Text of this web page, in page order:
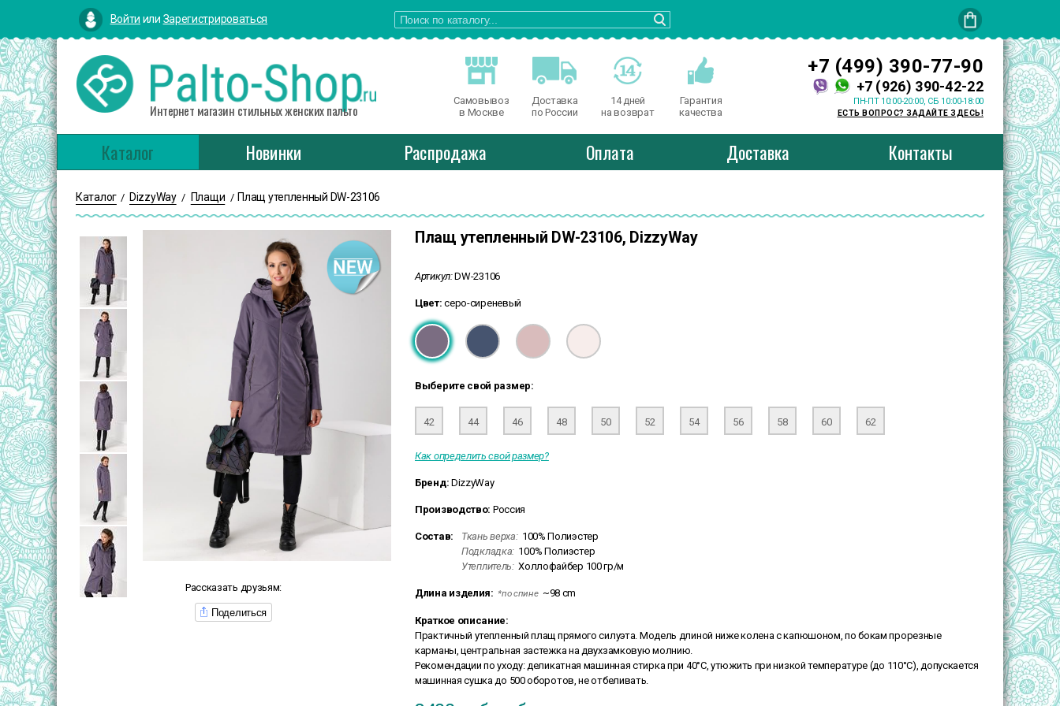
Войти или Зарегистрироваться
Интернет магазин стильных женских пальто
Самовывоз
в Москве
Доставка
по России
14 дней
на возврат
Гарантия
качества
+7 (499) 390-77-90
+7 (926) 390-42-22
ПН-ПТ 10:00-20:00, СБ 10:00-18:00
ЕСТЬ ВОПРОС? ЗАДАЙТЕ ЗДЕСЬ!
Каталог Новинки Распродажа Оплата Доставка Контакты
Каталог / DizzyWay / Плащи / Плащ утепленный DW-23106
Рассказать друзьям:
Поделиться
Плащ утепленный DW-23106, DizzyWay
Артикул:DW-23106
Цвет: серо-сиреневый
Выберите свой размер:
42 44 46 48 50 52 54 56 58 60 62
Как определить свой размер?
Бренд: DizzyWay
Производство: Россия
Состав: Ткань верха: 100% Полиэстер
Подкладка: 100% Полиэстер
Утеплитель: Холлофайбер 100 гр/м
Длина изделия: *по спине ~98 cm
Краткое описание:
Практичный утепленный плащ прямого силуэта. Модель длиной ниже колена с капюшоном, по бокам прорезные
карманы, центральная застежка на двухзамковую молнию.
Рекомендации по уходу: деликатная машинная стирка при 40°С, утюжить при низкой температуре (до 110°С), допускается
машинная сушка до 500 оборотов, не отбеливать.